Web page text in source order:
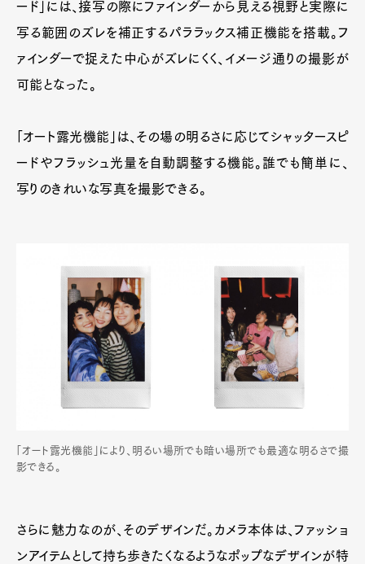
ード」には、接写の際にファインダーから見える視野と実際に
写る範囲のズレを補正するパララックス補正機能を搭載。フ
ァインダーで捉えた中心がズレにくく、イメージ通りの撮影が
可能となった。
「オート露光機能」は、その場の明るさに応じてシャッタースピ
ードやフラッシュ光量を自動調整する機能。誰でも簡単に、
写りのきれいな写真を撮影できる。
「オート露光機能」により、明るい場所でも暗い場所でも最適な明るさで撮
影できる。
さらに魅力なのが、そのデザインだ。カメラ本体は、ファッショ
ンアイテムとして持ち歩きたくなるようなポップなデザインが特